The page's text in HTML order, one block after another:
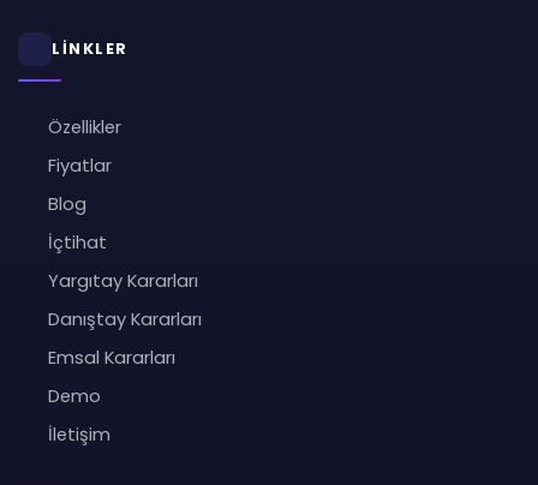
LİNKLER
Özellikler
Fiyatlar
Blog
İçtihat
Yargıtay Kararları
Danıştay Kararları
Emsal Kararları
Demo
İletişim